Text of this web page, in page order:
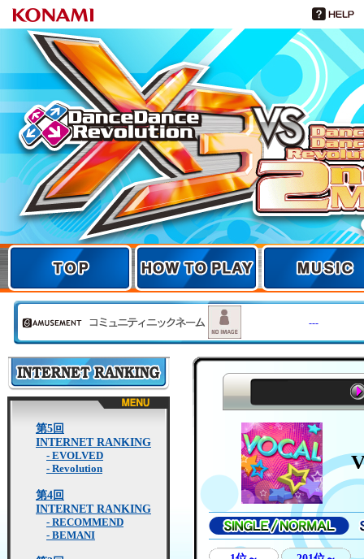
TOP
TOP HOW TO PLAY MUSIC
---
INTERNET RANKING
第5回
INTERNET RANKING
- EVOLVED
- Revolution
第4回
INTERNET RANKING
- RECOMMEND
- BEMANI
第
SINGLE/NORMAL